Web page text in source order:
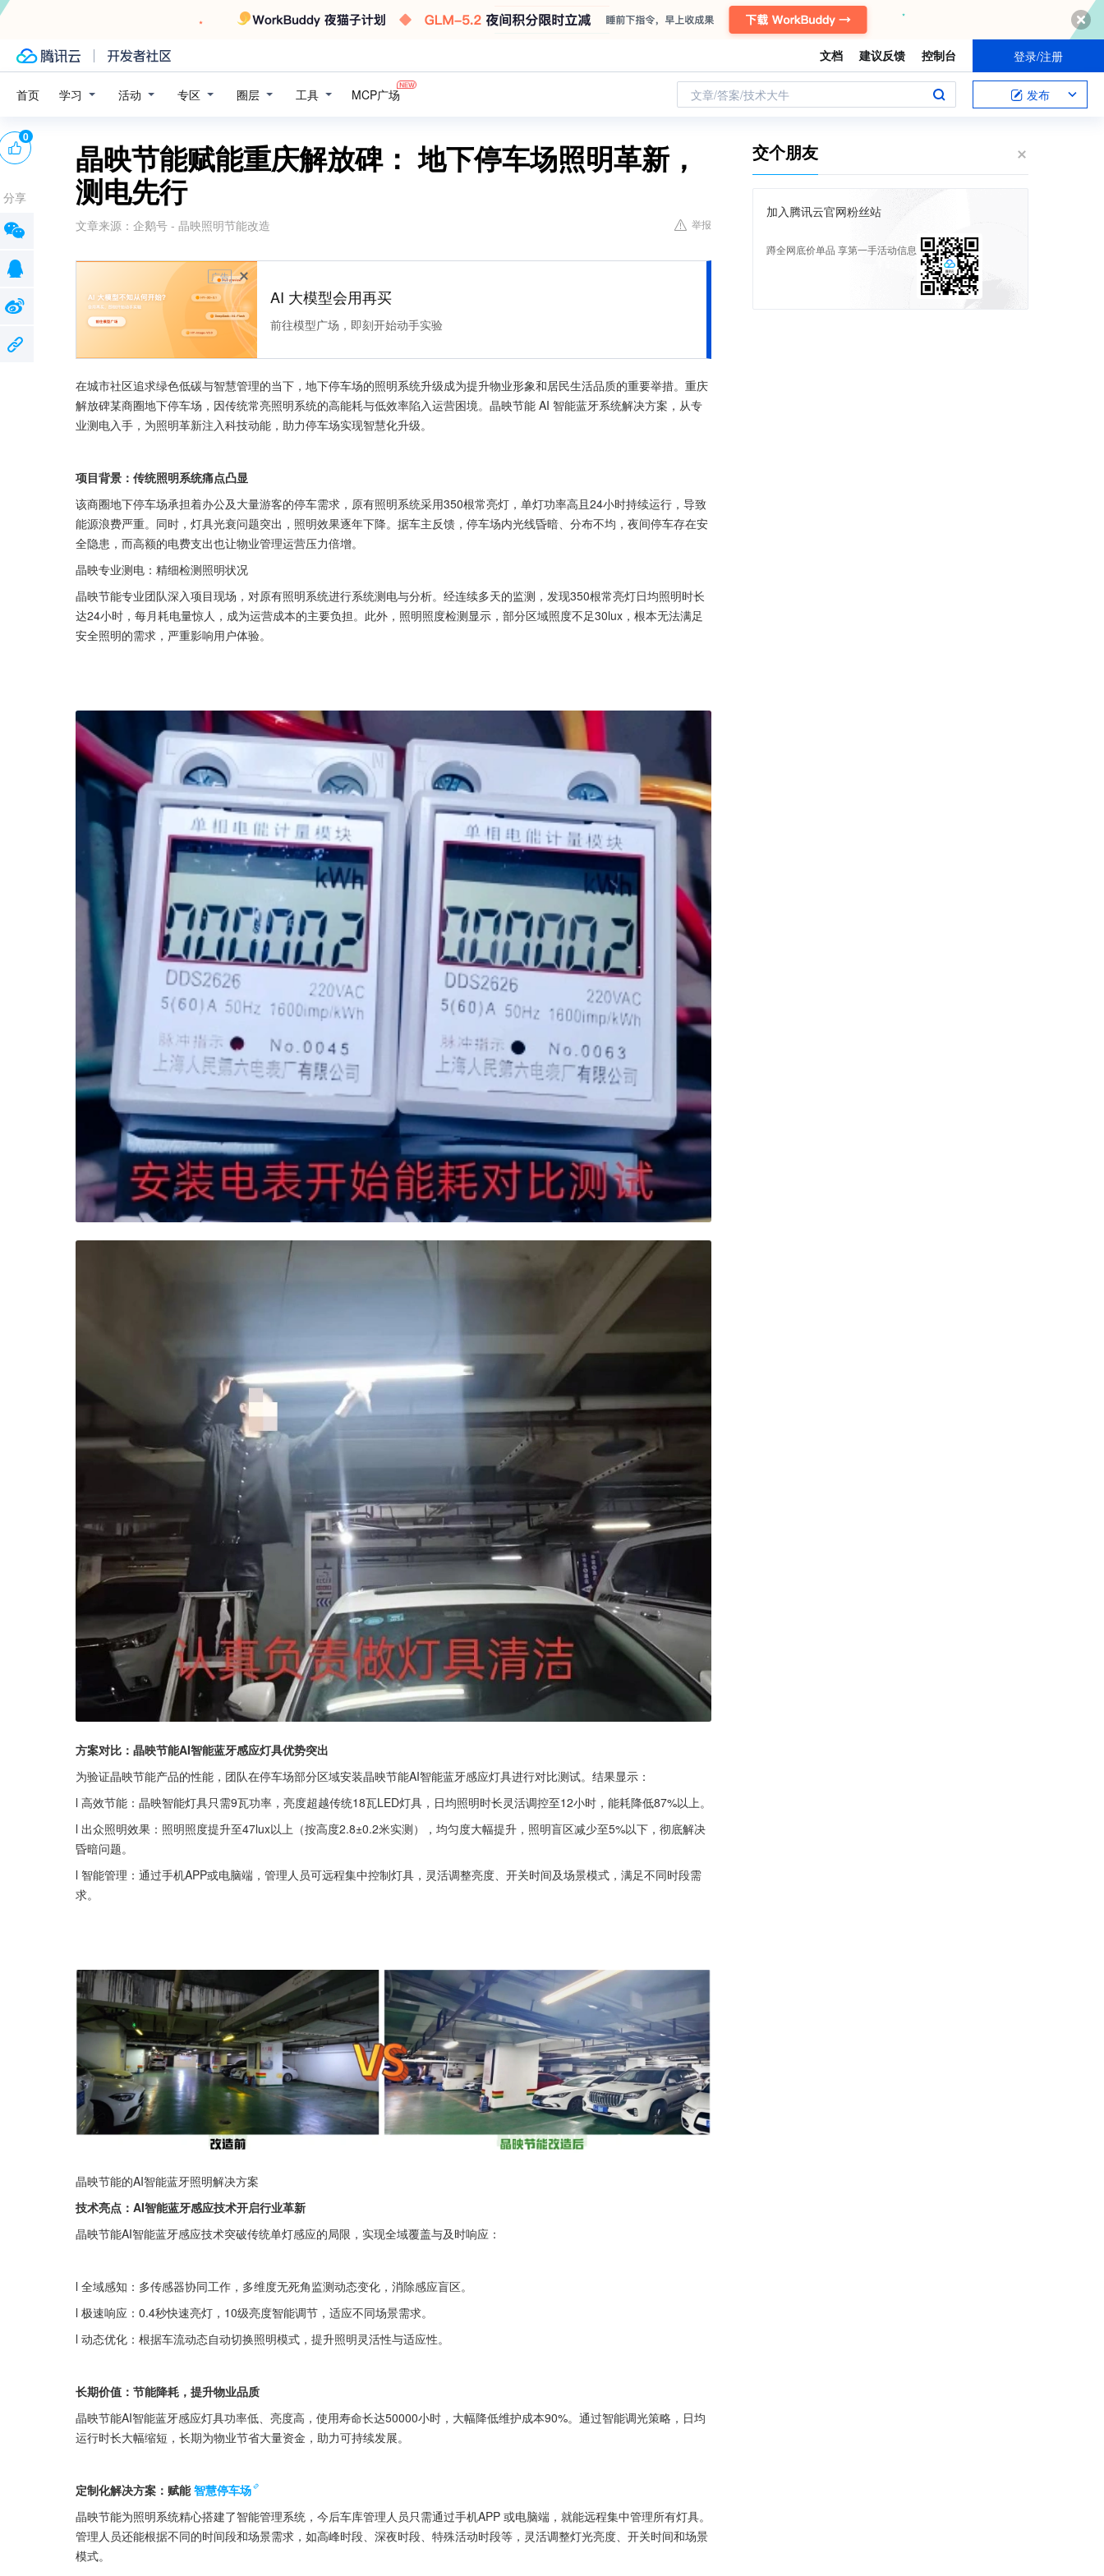
文档 建议反馈 控制台 登录/注册
首页 学习 活动 专区 圈层 工具 MCP广场 文章/答案/技术大牛 发布
晶映节能赋能重庆解放碑： 地下停车场照明革新，
测电先行
文章来源： 企鹅号 - 晶映照明节能改造 举报
广告
AI 大模型会用再买
前往模型广场，即刻开始动手实验
在城市社区追求绿色低碳与智慧管理的当下，地下停车场的照明系统升级成为提升物业形象和居民生活品质的重要举措。重庆
解放碑某商圈地下停车场，因传统常亮照明系统的高能耗与低效率陷入运营困境。晶映节能 AI 智能蓝牙系统解决方案，从专
业测电入手，为照明革新注入科技动能，助力停车场实现智慧化升级。
项目背景：传统照明系统痛点凸显
该商圈地下停车场承担着办公及大量游客的停车需求，原有照明系统采用350根常亮灯，单灯功率高且24小时持续运行，导致
能源浪费严重。同时，灯具光衰问题突出，照明效果逐年下降。据车主反馈，停车场内光线昏暗、分布不均，夜间停车存在安
全隐患，而高额的电费支出也让物业管理运营压力倍增。
晶映专业测电：精细检测照明状况
晶映节能专业团队深入项目现场，对原有照明系统进行系统测电与分析。经连续多天的监测，发现350根常亮灯日均照明时长
达24小时，每月耗电量惊人，成为运营成本的主要负担。此外，照明照度检测显示，部分区域照度不足30lux，根本无法满足
安全照明的需求，严重影响用户体验。
方案对比：晶映节能AI智能蓝牙感应灯具优势突出
为验证晶映节能产品的性能，团队在停车场部分区域安装晶映节能AI智能蓝牙感应灯具进行对比测试。结果显示：
l 高效节能：晶映智能灯具只需9瓦功率，亮度超越传统18瓦LED灯具，日均照明时长灵活调控至12小时，能耗降低87%以上。
l 出众照明效果：照明照度提升至47lux以上（按高度2.8±0.2米实测），均匀度大幅提升，照明盲区减少至5%以下，彻底解决
昏暗问题。
l 智能管理：通过手机APP或电脑端，管理人员可远程集中控制灯具，灵活调整亮度、开关时间及场景模式，满足不同时段需
求。
晶映节能的AI智能蓝牙照明解决方案
技术亮点：AI智能蓝牙感应技术开启行业革新
晶映节能AI智能蓝牙感应技术突破传统单灯感应的局限，实现全域覆盖与及时响应：
l 全域感知：多传感器协同工作，多维度无死角监测动态变化，消除感应盲区。
l 极速响应：0.4秒快速亮灯，10级亮度智能调节，适应不同场景需求。
l 动态优化：根据车流动态自动切换照明模式，提升照明灵活性与适应性。
长期价值：节能降耗，提升物业品质
晶映节能AI智能蓝牙感应灯具功率低、亮度高，使用寿命长达50000小时，大幅降低维护成本90%。通过智能调光策略，日均
运行时长大幅缩短，长期为物业节省大量资金，助力可持续发展。
定制化解决方案：赋能 智慧停车场
晶映节能为照明系统精心搭建了智能管理系统，今后车库管理人员只需通过手机APP 或电脑端，就能远程集中管理所有灯具。
管理人员还能根据不同的时间段和场景需求，如高峰时段、深夜时段、特殊活动时段等，灵活调整灯光亮度、开关时间和场景
模式。
0
分享
交个朋友
加入腾讯云官网粉丝站
蹲全网底价单品 享第一手活动信息